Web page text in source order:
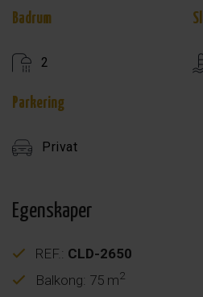
Badrum
2
Parkering
Privat
Egenskaper
REF.: CLD-2650
Balkong: 75 m2